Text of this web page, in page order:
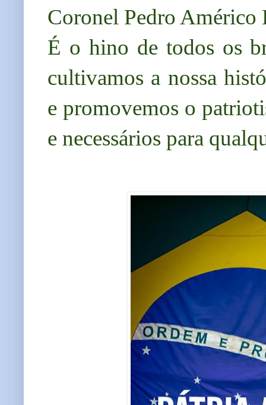
Coronel Pedro
É o hino de todos os
cultivamos a nossa
e promovemos o
e necessários para